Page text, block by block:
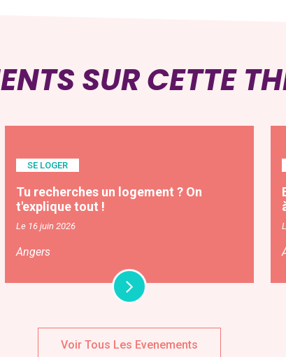
SUR CETTE
SE LOGER
Tu recherches un logement ? On
t'explique tout !
Le 16 juin 2026
Angers
Voir Tous Les Evenements